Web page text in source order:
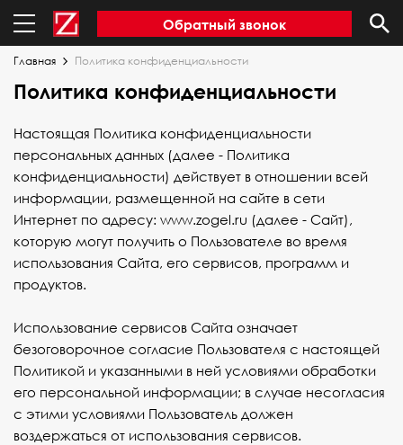
Обратный звонок
Главная Политика конфиденциальности
Политика конфиденциальности
Настоящая Политика конфиденциальности
персональных данных (далее - Политика
конфиденциальности) действует в отношении всей
информации, размещенной на сайте в сети
Интернет по адресу: www.zogel.ru (далее - Сайт),
которую могут получить о Пользователе во время
использования Сайта, его сервисов, программ и
продуктов.
Использование сервисов Сайта означает
безоговорочное согласие Пользователя с настоящей
Политикой и указанными в ней условиями обработки
его персональной информации; в случае несогласия
с этими условиями Пользователь должен
воздержаться от использования сервисов.